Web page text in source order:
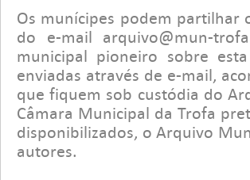
Os munícipes podem partilhar
do e-mail arquivo@mun-
municipal pioneiro sobre
enviadas através de e-mail,
que fiquem sob custódia do
Câmara Municipal da Trofa
disponibilizados, o Arquivo
autores.